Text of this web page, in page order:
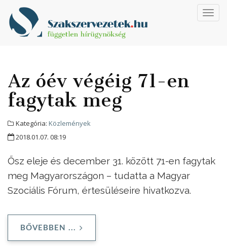
Az óév végéig 71-en
fagytak meg
Kategória: Közlemények
2018.01.07. 08:19
Ősz eleje és december 31. között 71-en fagytak
meg Magyarországon – tudatta a Magyar
Szociális Fórum, értesüléseire hivatkozva.
BŐVEBBEN ...